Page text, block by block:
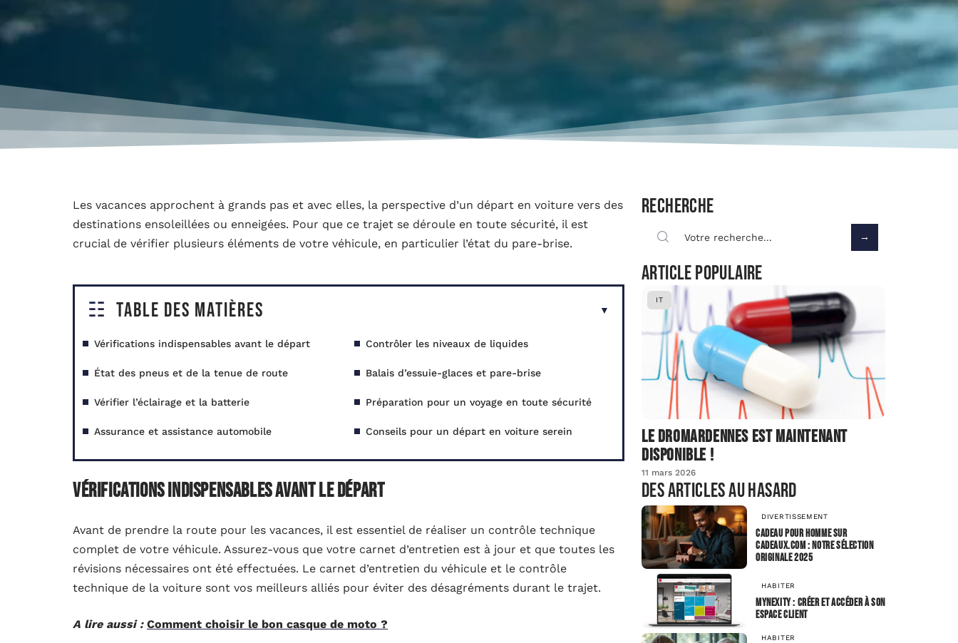
Les vacances approchent à grands pas et avec elles, la perspective d’un départ en voiture vers des
destinations ensoleillées ou enneigées. Pour que ce trajet se déroule en toute sécurité, il est
crucial de vérifier plusieurs éléments de votre véhicule, en particulier l’état du pare-brise.
Table des matières
Vérifications indispensables avant le départ Contrôler les niveaux de liquides
État des pneus et de la tenue de route Balais d’essuie-glaces et pare-brise
Vérifier l’éclairage et la batterie Préparation pour un voyage en toute sécurité
Assurance et assistance automobile Conseils pour un départ en voiture serein
Vérifications indispensables avant le départ
Avant de prendre la route pour les vacances, il est essentiel de réaliser un contrôle technique
complet de votre véhicule. Assurez-vous que votre carnet d’entretien est à jour et que toutes les
révisions nécessaires ont été effectuées. Le carnet d’entretien du véhicule et le contrôle
technique de la voiture sont vos meilleurs alliés pour éviter des désagréments durant le trajet.
A lire aussi : Comment choisir le bon casque de moto ?
Recherche
Article populaire
IT
Le dromardennes est maintenant
disponible !
11 mars 2026
Des articles au hasard
DIVERTISSEMENT
Cadeau pour homme sur
Cadeaux.com : notre sélection
originale 2025
HABITER
Mynexity : créer et accéder à son
espace client
HABITER